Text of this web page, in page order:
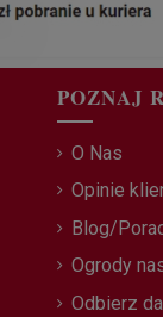
POZNAJ
O Nas
Opinie
Blog/
Ogrody
Odbierz